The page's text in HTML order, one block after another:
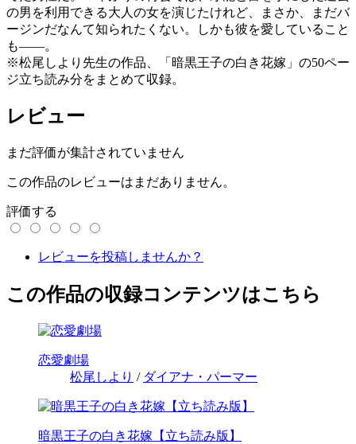
の男を利用できる大人の女を演じたけれど、まさか、まだバ
ージンだなんて知られたくない。しかも彼を愛していること
も――。
※松尾しより先生の作品、「暗黒王子の白き花嫁」の50ペー
ジ立ち読み分をまとめて収録。
レビュー
まだ評価が集計されていません
この作品のレビューはまだありません。
評価する
レビューを投稿しませんか？
この作品の収録コンテンツはこちら
恋愛劇場
松尾しより / ダイアナ・パーマー
暗黒王子の白き花嫁【立ち読み版】